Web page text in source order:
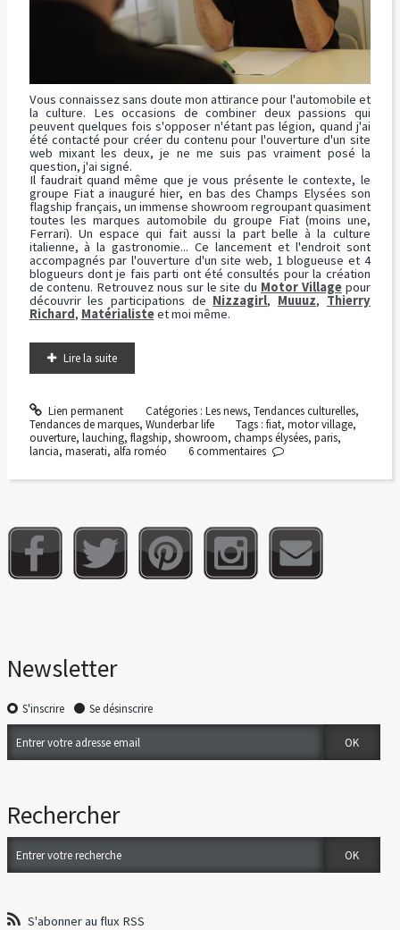
Vous connaissez sans doute mon attirance pour l'automobile et
la culture. Les occasions de combiner deux passions qui
peuvent quelques fois s'opposer n'étant pas légion, quand j'ai
été contacté pour créer du contenu pour l'ouverture d'un site
web mixant les deux, je ne me suis pas vraiment posé la
question, j'ai signé.
Il faudrait quand même que je vous présente le contexte, le
groupe Fiat a inauguré hier, en bas des Champs Elysées son
flagship français, un immense showroom regroupant quasiment
toutes les marques automobile du groupe Fiat (moins une,
Ferrari). Un espace qui fait aussi la part belle à la culture
italienne, à la gastronomie... Ce lancement et l'endroit sont
accompagnés par l'ouverture d'un site web, 1 blogueuse et 4
blogueurs dont je fais parti ont été consultés pour la création
de contenu. Retrouvez nous sur le site du Motor Villagepour
découvrir les participations de Nizzagirl, Muuuz, Thierry
Richard, Matérialisteet moi même.
Lire la suite
Lien permanent Catégories : Les news, Tendances culturelles,
Tendances de marques, Wunderbar life Tags :fiat,motor village,
ouverture, lauching, flagship, showroom, champs élysées, paris,
lancia, maserati, alfa roméo 6commentaires
Newsletter
S'inscrire Se désinscrire
Rechercher
S'abonner au flux RSS